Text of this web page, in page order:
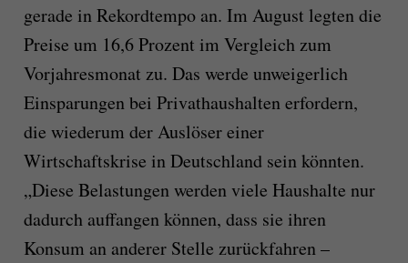
gerade in Rekordtempo an. Im August legten die
Preise um 16,6 Prozent im Vergleich zum
Vorjahresmonat zu. Das werde unweigerlich
Einsparungen bei Privathaushalten erfordern,
die wiederum der Auslöser einer
Wirtschaftskrise in Deutschland sein könnten.
„Diese Belastungen werden viele Haushalte nur
dadurch auffangen können, dass sie ihren
Konsum an anderer Stelle zurückfahren –